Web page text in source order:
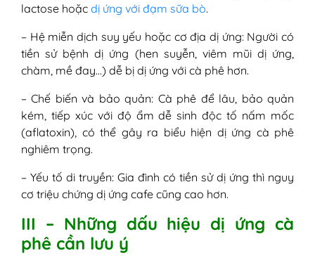
lactose hoặc dị ứng với đạm sữa bò.
– Hệ miễn dịch suy yếu hoặc cơ địa dị ứng: Người có
tiền sử bệnh dị ứng (hen suyễn, viêm mũi dị ứng,
chàm, mề đay…) dễ bị dị ứng với cà phê hơn.
– Chế biến và bảo quản: Cà phê để lâu, bảo quản
kém, tiếp xúc với độ ẩm dễ sinh độc tố nấm mốc
(aflatoxin), có thể gây ra biểu hiện dị ứng cà phê
nghiêm trọng.
– Yếu tố di truyền: Gia đình có tiền sử dị ứng thì nguy
cơ triệu chứng dị ứng cafe cũng cao hơn.
III – Những dấu hiệu dị ứng cà
phê cần lưu ý